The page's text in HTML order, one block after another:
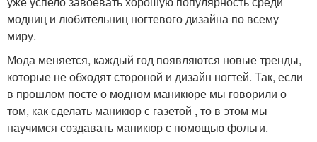
модниц и любительниц ногтевого дизайна по всему
миру.
Мода меняется, каждый год появляются новые тренды,
которые не обходят стороной и дизайн ногтей. Так, если
в прошлом посте о модном маникюре мы говорили о
том, как сделать маникюр с газетой , то в этом мы
научимся создавать маникюр с помощью фольги.